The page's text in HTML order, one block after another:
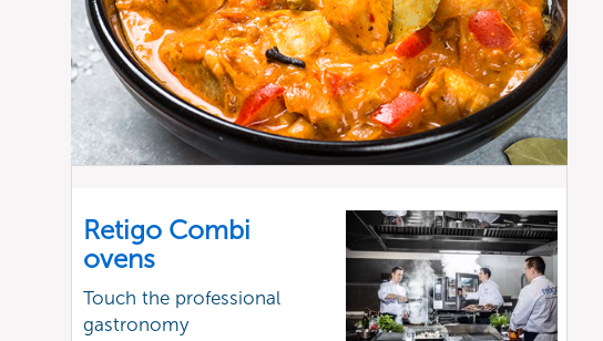
Retigo Combi
ovens
Touch the professional
gastronomy